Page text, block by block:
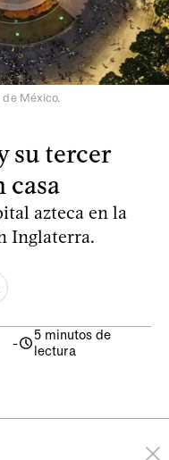
de México.
su tercer
casa
azteca en la
Inglaterra.
-
5 minutos de
lectura